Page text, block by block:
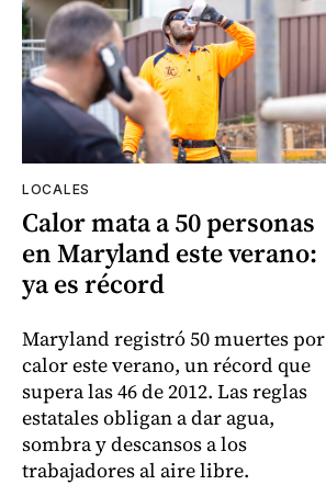
LOCALES
Calor mata a 50 personas
en Maryland este verano:
ya es récord
Maryland registró 50 muertes por
calor este verano, un récord que
supera las 46 de 2012. Las reglas
estatales obligan a dar agua,
sombra y descansos a los
trabajadores al aire libre.